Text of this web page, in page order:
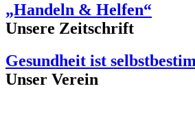
„Handeln & Helfen“
Unsere Zeitschrift
Gesundheit ist
Unser Verein